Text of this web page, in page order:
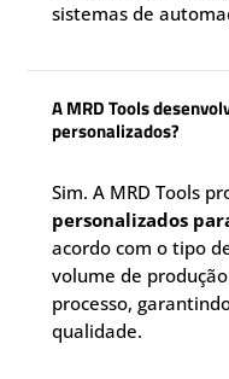
sistemas de
A MRD Tools
personalizados?
Sim. A MRD Tools
personalizados
acordo com o tipo
volume de
processo,
qualidade.